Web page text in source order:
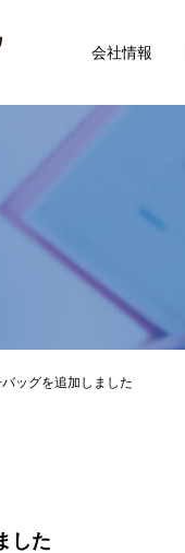
会社情報
バッグを追加しました
した